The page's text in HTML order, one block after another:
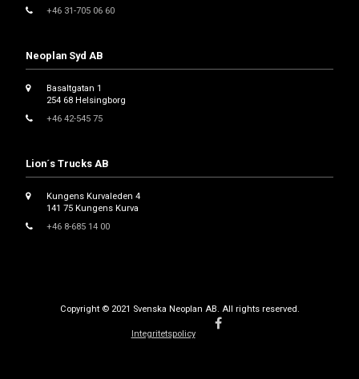
+46 31-705 06 60
Neoplan Syd AB
Basaltgatan 1
254 68 Helsingborg
+46 42-545 75
Lion´s Trucks AB
Kungens Kurvaleden 4
141 75 Kungens Kurva
+46 8-685 14 00
Copyright © 2021 Svenska Neoplan AB. All rights reserved.
Integritetspolicy